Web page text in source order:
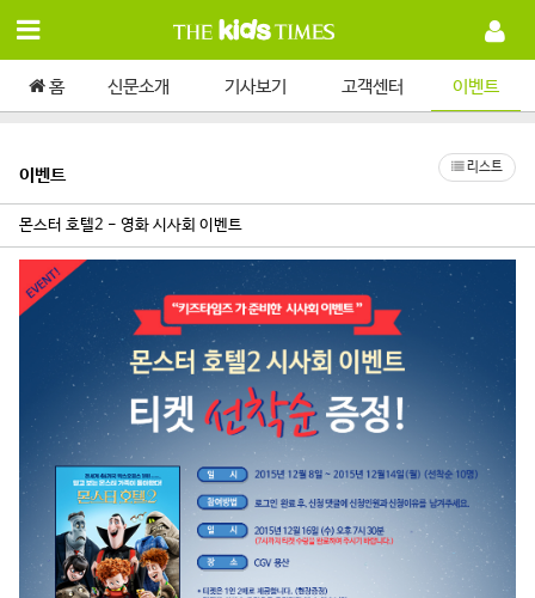
홈 신문소개 기사보기 고객센터 이벤트
이벤트 리스트
몬스터 호텔2 - 영화 시사회 이벤트